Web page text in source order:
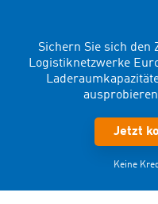
Sichern Sie sich den
Logistiknetzwerke
Jetzt
Keine